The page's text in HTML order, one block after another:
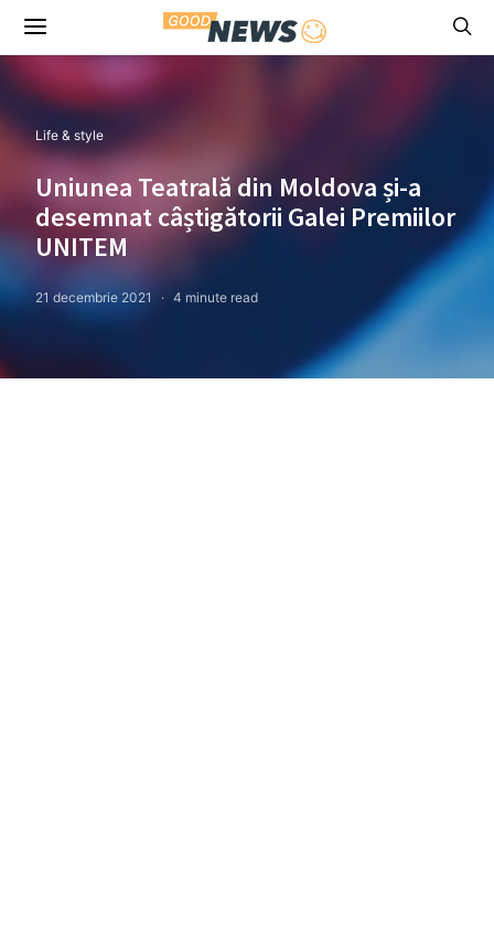
Life & style
Uniunea Teatrală din Moldova și-a
desemnat câștigătorii Galei Premiilor
UNITEM
21 decembrie 2021 4 minute read